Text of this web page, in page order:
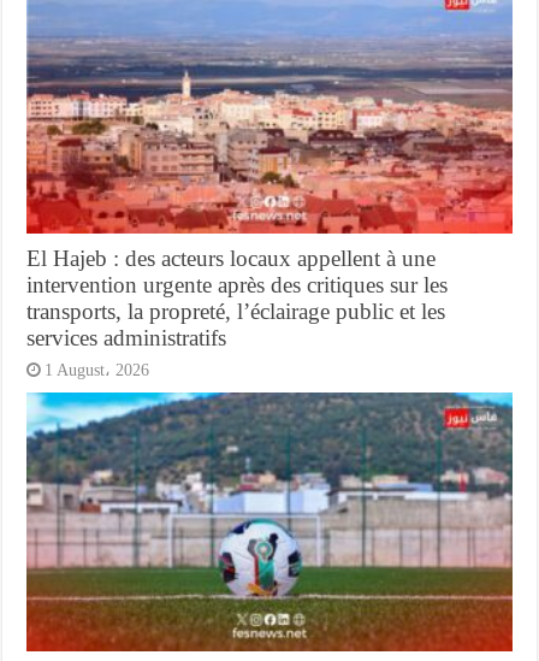
El Hajeb : des acteurs locaux appellent à une
intervention urgente après des critiques sur les
transports, la propreté, l’éclairage public et les
services administratifs
1 August، 2026